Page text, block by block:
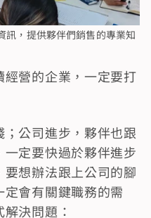
訊，提供夥伴們銷售的專業知
營的企業，一定要打
公司進步，夥伴也跟
定要快過於夥伴進步
想辦法跟上公司的腳
會有關鍵職務的需
決問題：